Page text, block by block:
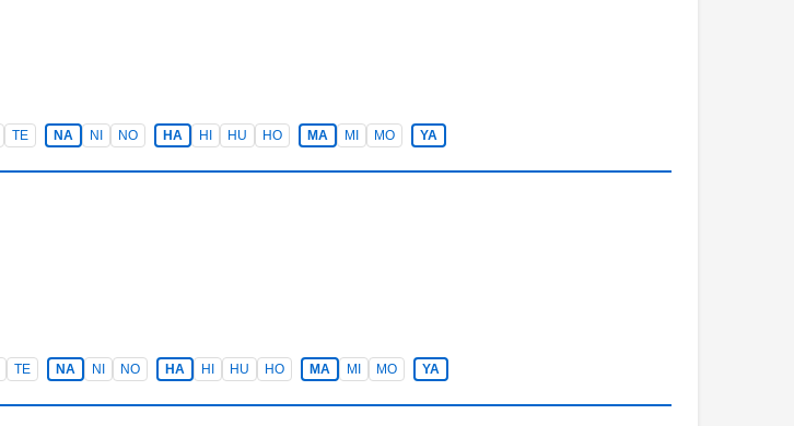
TE NA NI NO HA HI HU HO MA MI MO YA
TE NA NI NO HA HI HU HO MA MI MO YA